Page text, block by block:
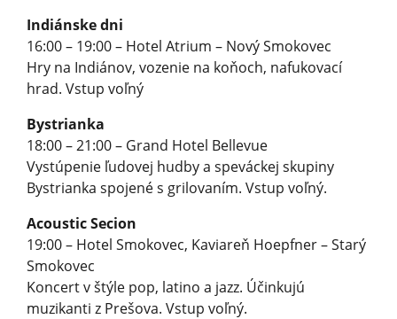
Indiánske dni
16:00 – 19:00 – Hotel Atrium – Nový Smokovec
Hry na Indiánov, vozenie na koňoch, nafukovací
hrad. Vstup voľný
Bystrianka
18:00 – 21:00 – Grand Hotel Bellevue
Vystúpenie ľudovej hudby a speváckej skupiny
Bystrianka spojené s grilovaním. Vstup voľný.
Acoustic Secion
19:00 – Hotel Smokovec, Kaviareň Hoepfner – Starý
Smokovec
Koncert v štýle pop, latino a jazz. Účinkujú
muzikanti z Prešova. Vstup voľný.